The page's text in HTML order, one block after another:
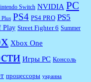
Switch NVIDIA PC
Plus PS4 PS4 PRO PS5
Play Street Fighter 6 Summer
Xbox One
Игры PC Консоль
процессоры украина